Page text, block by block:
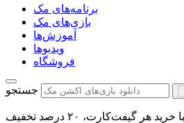
برنامه‌های مک
بازی‌های مک
آموزش‌ها
ویدیو‌ها
فروشگاه
جستجو
تا تاریخ ۳۰ مرداد ۱۴۰۵ با خرید هر گیفت‌کارت، ۲۰ درصد تخفیف